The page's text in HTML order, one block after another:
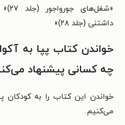
داشتنی (جلد ۲۸)»
خواندن کتاب پپا به
چه کسانی پیشنهاد
خواندن این کتاب را به کودکان
می‌کنیم.